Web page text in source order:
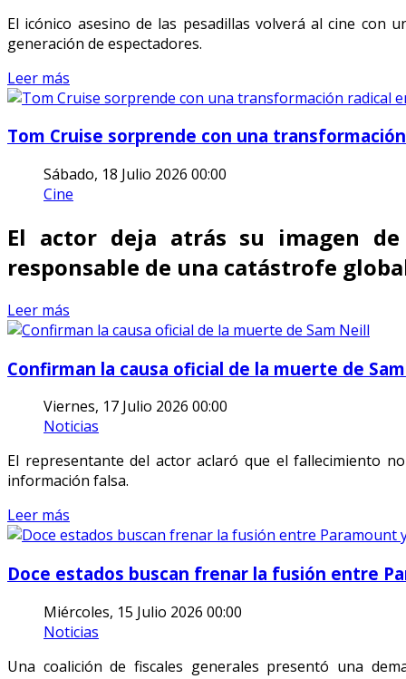
El icónico asesino de las pesadillas volverá al cine con
generación de espectadores.
Leer más
Tom Cruise sorprende con una
Sábado, 18 Julio 2026 00:00
Cine
El actor deja atrás su imagen
responsable de una catástrofe
Leer más
Confirman la causa oficial de la muerte de
Viernes, 17 Julio 2026 00:00
Noticias
El representante del actor aclaró que el fallecimiento
información falsa.
Leer más
Doce estados buscan frenar la fusión entre
Miércoles, 15 Julio 2026 00:00
Noticias
Una coalición de fiscales generales presentó una